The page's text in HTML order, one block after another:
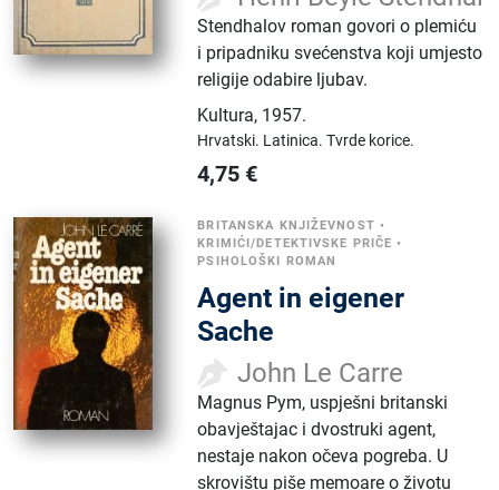
Stendhalov roman govori o plemiću
i pripadniku svećenstva koji umjesto
religije odabire ljubav.
Kultura, 1957.
Hrvatski. Latinica.Tvrde korice.
4,75 €
BRITANSKA KNJIŽEVNOST •
KRIMIĆI/DETEKTIVSKE PRIČE •
PSIHOLOŠKI ROMAN
Agent in eigener
Sache
John Le Carre
Magnus Pym, uspješni britanski
obavještajac i dvostruki agent,
nestaje nakon očeva pogreba. U
skrovištu piše memoare o životu